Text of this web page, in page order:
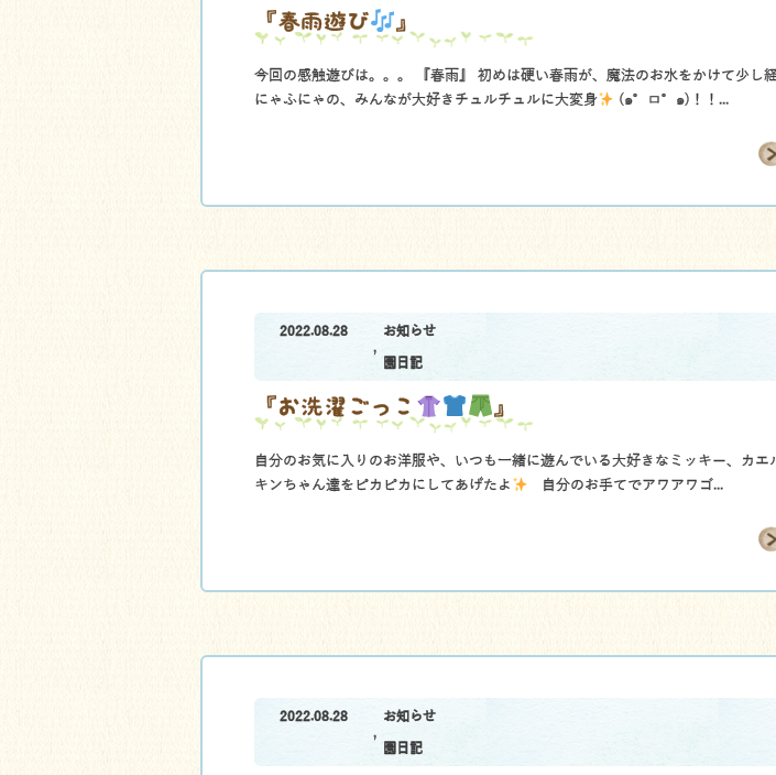
『春雨遊び 』
今回の感触遊びは。。。 『春雨』 初めは硬い春雨が、魔法のお水をかけて少し
にゃふにゃの、みんなが大好きチュルチュルに大変身
(๑°ㅁ°๑)！！...
2022.08.28 お知らせ
,
園日記
『お洗濯ごっこ 』
自分のお気に入りのお洋服や、いつも一緒に遊んでいる大好きなミッキー、カエ
キンちゃん達をピカピカにしてあげたよ
自分のお手てでアワアワゴ...
2022.08.28 お知らせ
,
園日記